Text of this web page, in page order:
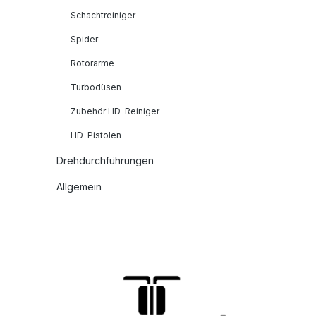
Schachtreiniger
Spider
Rotorarme
Turbodüsen
Zubehör HD-Reiniger
HD-Pistolen
Drehdurchführungen
Allgemein